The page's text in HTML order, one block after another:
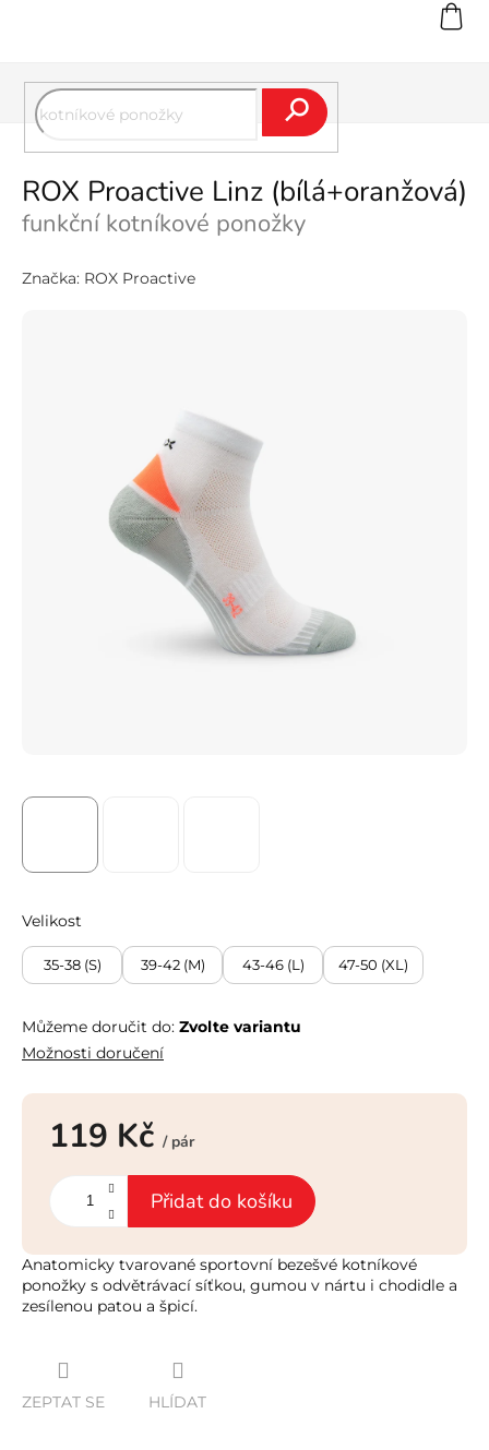
ROX Proactive Linz (bílá+oranžová)
funkční kotníkové ponožky
Značka: ROX Proactive
119 Kč / pár
Měrná
cena:
Velikost
35-38 (S) 39-42 (M) 43-46 (L) 47-50 (XL)
Můžeme doručit do: Zvolte variantu
Možnosti doručení
Přidat do košíku
Anatomicky tvarované sportovní bezešvé kotníkové
ponožky s odvětrávací síťkou, gumou v nártu i chodidle a
zesílenou patou a špicí.
ZEPTAT SE HLÍDAT